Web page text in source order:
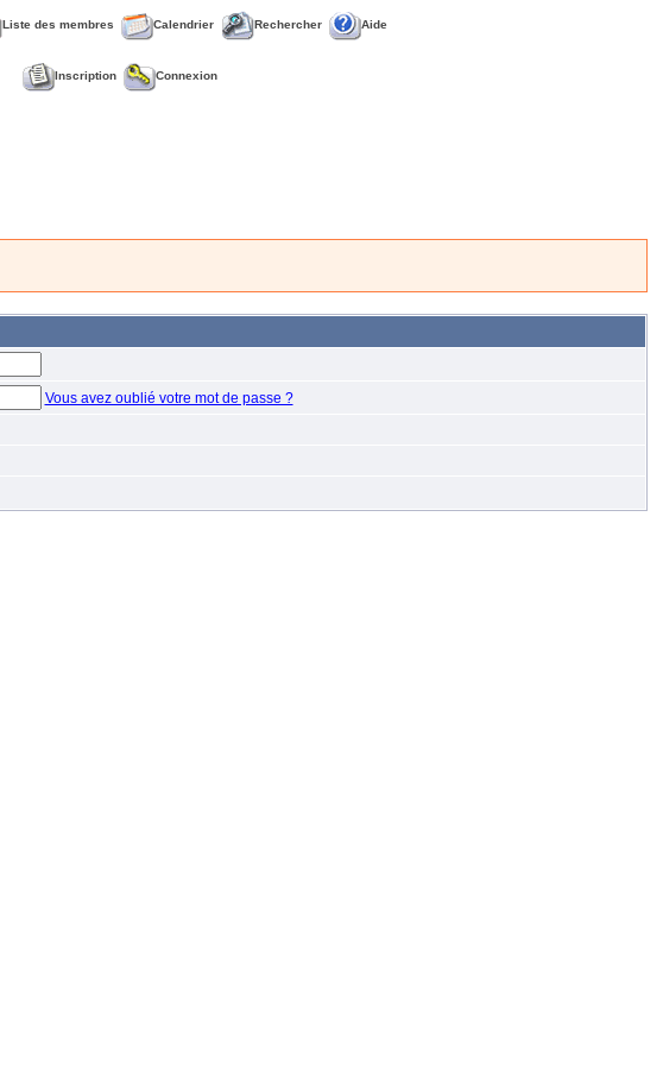
Liste des membres Calendrier Rechercher Aide
Inscription Connexion
Vous avez oublié votre mot de passe ?